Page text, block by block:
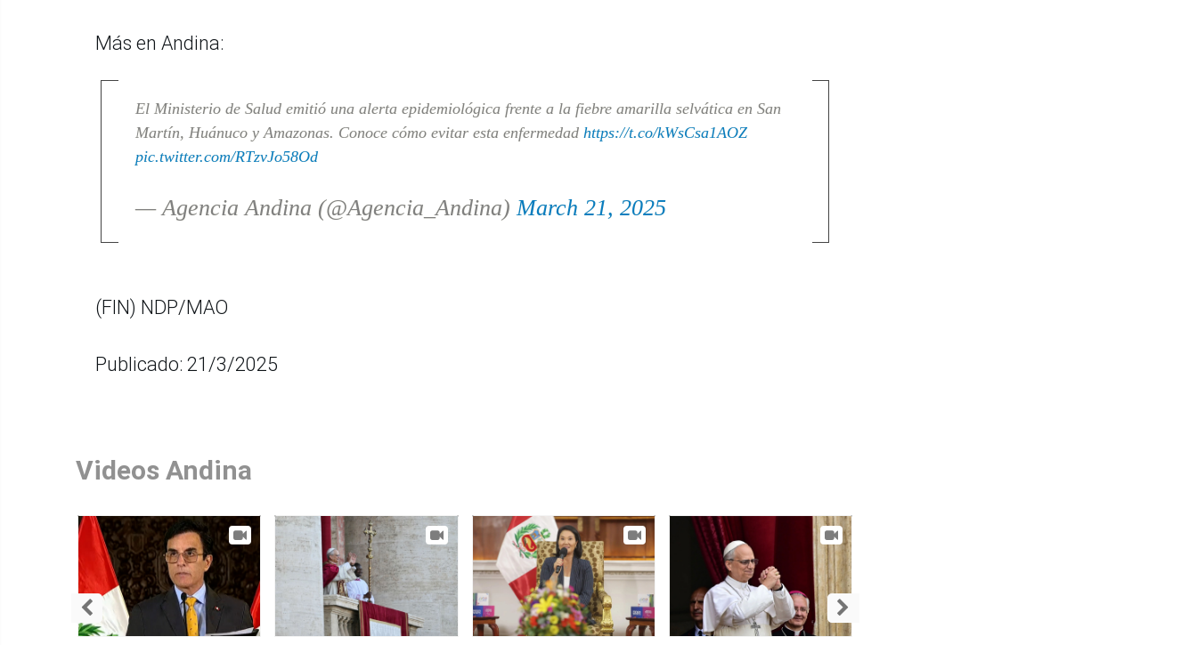
Más en Andina:
El Ministerio de Salud emitió una alerta epidemiológica frente a la fiebre amarilla selvática en San
Martín, Huánuco y Amazonas. Conoce cómo evitar esta enfermedad https://t.co/kWsCsa1AOZ
pic.twitter.com/RTzvJo58Od
— Agencia Andina (@Agencia_Andina)March 21, 2025
(FIN) NDP/MAO
Publicado: 21/3/2025
Videos Andina